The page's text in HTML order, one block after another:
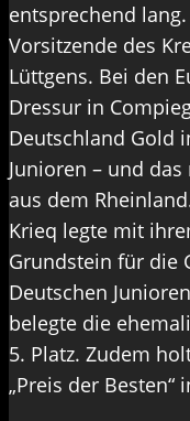
entsprechend
Vorsitzende des
Lüttgens. Bei den
Dressur in
Deutschland Gold
Junioren – und
aus dem
Krieq legte mit
Grundstein für die
Deutschen
belegte die
5. Platz. Zudem
„Preis der Besten“